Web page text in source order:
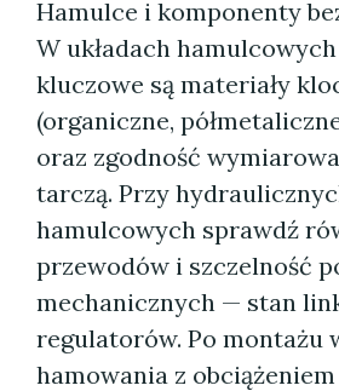
Hamulce i komponenty
W układach
kluczowe są materiały
(organiczne,
oraz zgodność
tarczą. Przy
hamulcowych sprawdź
przewodów i szczelność
mechanicznych — stan
regulatorów. Po montażu
hamowania z